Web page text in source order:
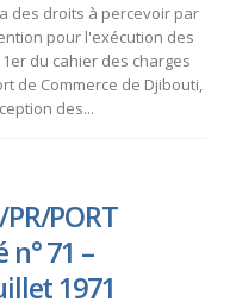
des droits à percevoir par
pour l'exécution des
du cahier des charges
de Commerce de Djibouti,
des...
PORT
71 –
1971